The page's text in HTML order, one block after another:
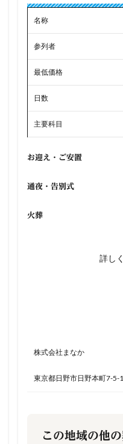
名称
参列者
最低価格
日数
主要科目
お迎え・ご安置
通夜・告別式
火葬
詳し
株式会社まなか
東京都日野市日野本町7-5-
この地域の他